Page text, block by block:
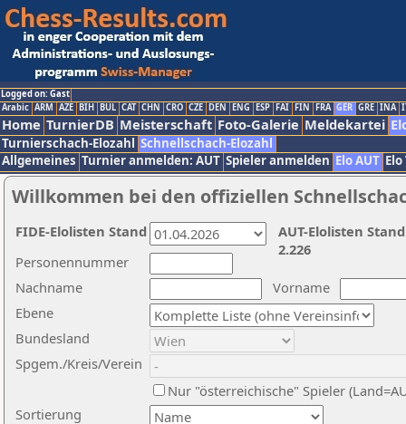
Logged on: Gast
Arabic ARM AZE BIH BUL CAT CHN CRO CZE DEN ENG ESP FAI FIN FRA GER GRE INA
Home TurnierDB Meisterschaft Foto-Galerie Meldekartei
Turnierschach-Elozahl Schnellschach-Elozahl
Allgemeines Turnier anmelden: AUT Spieler anmelden Elo AUT
Willkommen bei den offiziellen
Nachname
Vorname
Ebene
Sortierung
Personennummer
Bundesland
Spgem./Kreis/Verein
Nur "österreichische" Spieler
AUT-Elolisten
2.226
FIDE-Elolisten Stand